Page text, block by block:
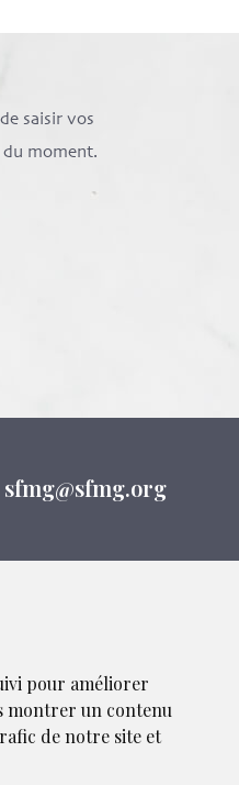
pour améliorer
montrer un contenu
de notre site et
saisir vos
moment.
sfmg@sfmg.org